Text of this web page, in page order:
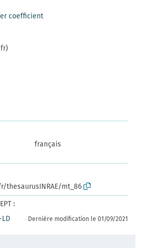
coefficient
français
thesaurusINRAE/mt_86
:
LD Dernière modification le 01/09/2021